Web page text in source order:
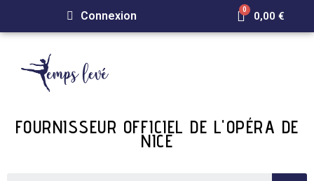
Connexion 0,00 €
FOURNISSEUR OFFICIEL DE L'OPÉRA DE
NICE